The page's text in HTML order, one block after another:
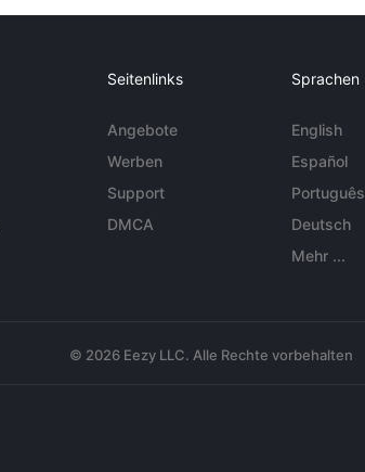
Seitenlinks
Angebote
Werben
Support
DMCA
Sprachen
English
Español
Português
Deutsch
Mehr ...
© 2026 Eezy LLC. Alle Rechte vorbehalten